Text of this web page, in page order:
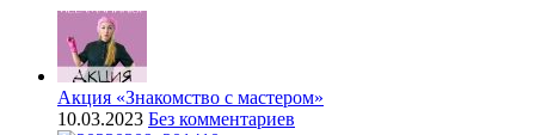
Акция «Знакомство с мастером»
10.03.2023 Без комментариев